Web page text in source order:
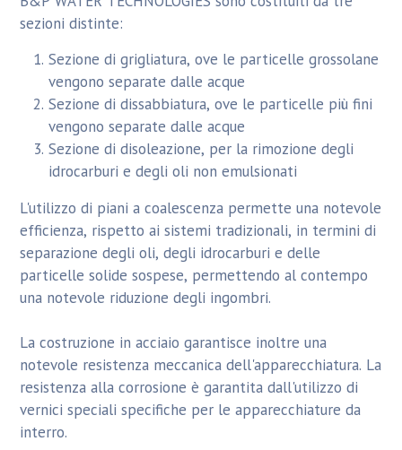
sezioni distinte:
Sezione di grigliatura, ove le particelle grossolane
vengono separate dalle acque
Sezione di dissabbiatura, ove le particelle più fini
vengono separate dalle acque
Sezione di disoleazione, per la rimozione degli
idrocarburi e degli oli non emulsionati
L'utilizzo di piani a coalescenza permette una notevole
efficienza, rispetto ai sistemi tradizionali, in termini di
separazione degli oli, degli idrocarburi e delle
particelle solide sospese, permettendo al contempo
una notevole riduzione degli ingombri.
La costruzione in acciaio garantisce inoltre una
notevole resistenza meccanica dell'apparecchiatura. La
resistenza alla corrosione è garantita dall'utilizzo di
vernici speciali specifiche per le apparecchiature da
interro.